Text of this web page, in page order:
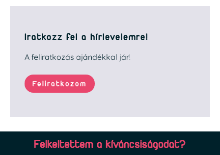
Iratkozz fel a hírlevelemre!
A feliratkozás ajándékkal jár!
Feliratkozom
Felkeltettem a kíváncsiságodat?